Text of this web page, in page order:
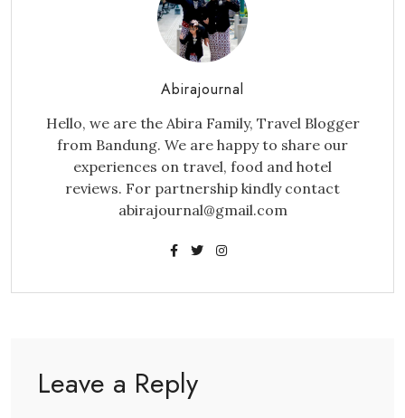
Abirajournal
Hello, we are the Abira Family, Travel Blogger
from Bandung. We are happy to share our
experiences on travel, food and hotel
reviews. For partnership kindly contact
abirajournal@gmail.com
Leave a Reply